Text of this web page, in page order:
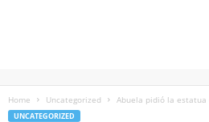
Home Uncategorized Abuela pidió la estatua
UNCATEGORIZED